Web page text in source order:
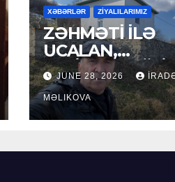
XƏBƏRLƏR ZİYALILARIMIZ
ZƏHMƏTİ İLƏ
UCALAN,
XEYİRXAHLIĞI
SEÇİLƏN: HACI
RAMAZAN
JUNE 28, 2026
MƏLIKOVA